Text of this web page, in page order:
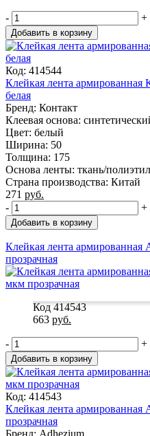
- +
Добавить в корзину
Код: 414544
Клейкая лента
белая
Бренд: Контакт
Клеевая основа:
Цвет: белый
Ширина: 50
Толщина: 175
Основа ленты: ткань/
Страна производства: Китай
271 руб.
-
+
Добавить в корзину
Клейкая лента
прозрачная
Код 414543
663 руб.
- +
Добавить в корзину
Код: 414543
Клейкая лента
прозрачная
Бренд: Adhezium